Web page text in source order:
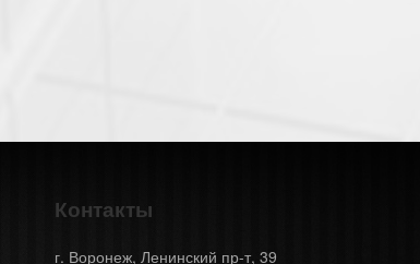
Контакты
г. Воронеж, Ленинский пр-т, 39